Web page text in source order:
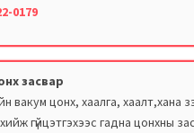
0179
засвар
вакум цонх, хаалга, хаалт,хана
гүйцэтгэхээс гадна цонхны